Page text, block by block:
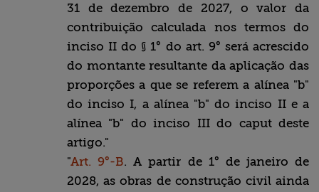
31 de dezembro de 2027, o valor da
contribuição calculada nos termos do
inciso II do § 1° do art. 9° será acrescido
do montante resultante da aplicação das
proporções a que se referem a alínea "b"
do inciso I, a alínea "b" do inciso II e a
alínea "b" do inciso III do caput deste
artigo."
"Art. 9°-B. A partir de 1° de janeiro de
2028, as obras de construção civil ainda